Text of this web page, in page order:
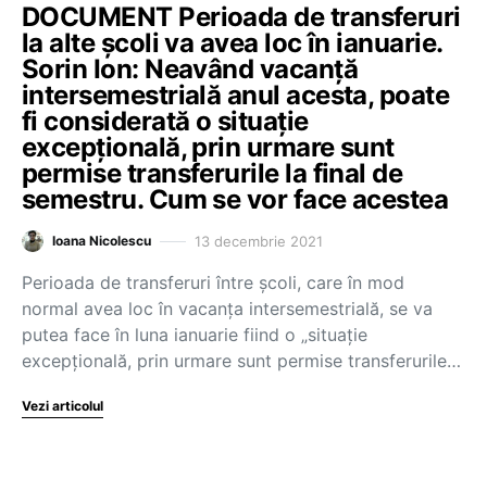
DOCUMENT Perioada de transferuri
la alte școli va avea loc în ianuarie.
Sorin Ion: Neavând vacanță
intersemestrială anul acesta, poate
fi considerată o situație
excepțională, prin urmare sunt
permise transferurile la final de
semestru. Cum se vor face acestea
Ioana Nicolescu 13 decembrie 2021
Perioada de transferuri între școli, care în mod
normal avea loc în vacanța intersemestrială, se va
putea face în luna ianuarie fiind o „situație
excepțională, prin urmare sunt permise transferurile…
Vezi articolul